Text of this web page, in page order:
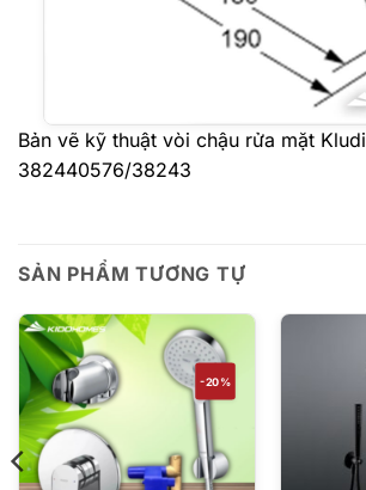
Bản vẽ kỹ thuật vòi chậu rửa mặt Kludi
382440576/38243
SẢN PHẨM TƯƠNG TỰ
-20%